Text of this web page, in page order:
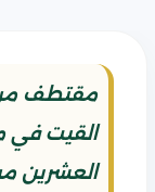
مقتطف من
القيت في